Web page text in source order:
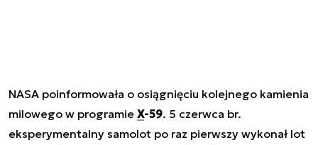
NASA poinformowała o osiągnięciu kolejnego kamienia
milowego w programie X-59. 5 czerwca br.
eksperymentalny samolot po raz pierwszy wykonał lot